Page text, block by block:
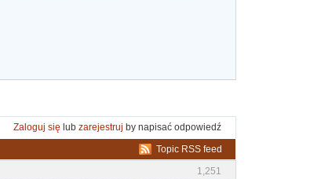
Zaloguj się lub zarejestruj by napisać odpowiedź
Topic RSS feed
1,251